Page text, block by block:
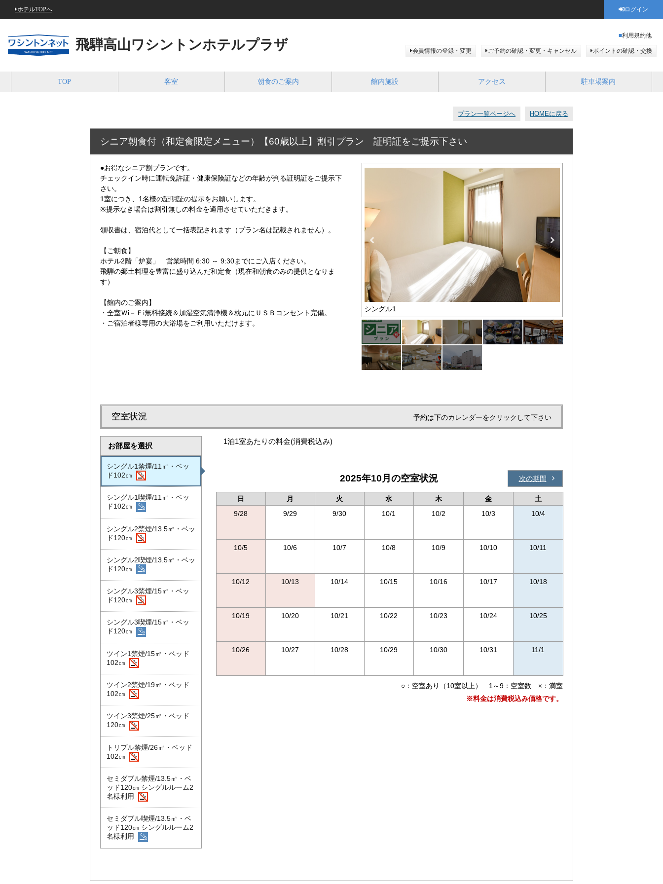
ホテルTOPへ ログイン
飛騨高山ワシントンホテルプラザ
利用規約他
会員情報の登録・変更 ご予約の確認・変更・キャンセル ポイントの確認・交換
TOP 客室 朝食のご案内 館内施設 アクセス 駐車場案内
プラン一覧ページへ HOMEに戻る
シニア朝食付（和定食限定メニュー）【60歳以上】割引プラン 証明証をご提示下さい
●お得なシニア割プランです。
チェックイン時に運転免許証・健康保険証などの年齢が判る証明証をご提示下
さい。
1室につき、1名様の証明証の提示をお願いします。
※提示なき場合は割引無しの料金を適用させていただきます。
領収書は、宿泊代として一括表記されます（プラン名は記載されません）。
【ご朝食】
ホテル2階「炉宴」 営業時間 6:30 ～ 9:30までにご入店ください。
飛騨の郷土料理を豊富に盛り込んだ和定食（現在和朝食のみの提供となりま
す）
【館内のご案内】
・全室Ｗi－Ｆi無料接続＆加湿空気清浄機＆枕元にＵＳＢコンセント完備。
・ご宿泊者様専用の大浴場をご利用いただけます。
60歳以上の方にお得なプラン シングル1
空室状況 予約は下のカレンダーをクリックして下さい
お部屋を選択
シングル1禁煙/11㎡・ベッ
ド102㎝
シングル1喫煙/11㎡・ベッ
ド102㎝
シングル2禁煙/13.5㎡・ベッ
ド120㎝
シングル2喫煙/13.5㎡・ベッ
ド120㎝
シングル3禁煙/15㎡・ベッ
ド120㎝
シングル3喫煙/15㎡・ベッ
ド120㎝
ツイン1禁煙/15㎡・ベッド
102㎝
ツイン2禁煙/19㎡・ベッド
102㎝
ツイン3禁煙/25㎡・ベッド
120㎝
トリプル禁煙/26㎡・ベッド
102㎝
セミダブル禁煙/13.5㎡・ベ
ッド120㎝ シングルルーム2
名様利用
セミダブル喫煙/13.5㎡・ベ
ッド120㎝ シングルルーム2
名様利用
1泊1室あたりの料金(消費税込み)
2025年10月の空室状況 次の期間
日 月 火 水 木 金
土
9/28
9/29 9/30 10/1 10/2 10/3 10/4
10/5 10/6 10/7 10/8 10/9 10/10 10/11
10/12 10/13 10/14 10/15 10/16 10/17 10/18
10/19 10/20 10/21 10/22 10/23 10/24 10/25
10/26 10/27 10/28 10/29 10/30 10/31 11/1
○：空室あり（10室以上） 1～9：空室数 ×：満室
※料金は消費税込み価格です。